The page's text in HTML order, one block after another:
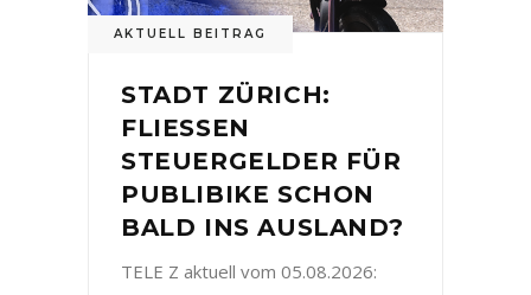
AKTUELL BEITRAG
STADT ZÜRICH:
FLIESSEN
STEUERGELDER FÜR
PUBLIBIKE SCHON
BALD INS AUSLAND?
TELE Z aktuell vom 05.08.2026: